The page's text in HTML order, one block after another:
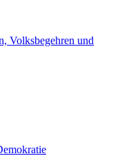
Volksbegehren und